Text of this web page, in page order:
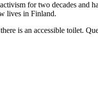
for two decades and
lives in Finland.
is an accessible toilet.